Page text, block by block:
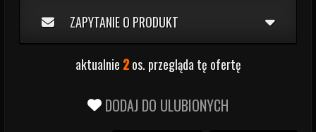
ZAPYTANIE O PRODUKT
aktualnie 2os. przegląda tę ofertę
DODAJ DO ULUBIONYCH